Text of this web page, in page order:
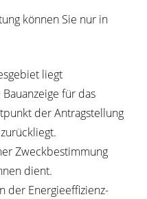
können Sie nur in
liegt
für das
der Antragstellung
Zweckbestimmung
dient.
der Energieeffizienz-